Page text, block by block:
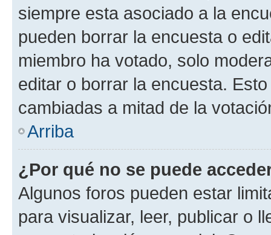
siempre esta asociado a la
pueden borrar la encuesta o
miembro ha votado, solo
editar o borrar la encuesta.
cambiadas a mitad de la
Arriba
¿Por qué no se puede
Algunos foros pueden estar
para visualizar, leer, publicar o